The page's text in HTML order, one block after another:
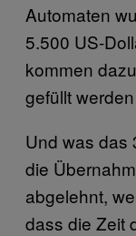
Automaten
5.500 US-
kommen
gefüllt
Und was das
die
abgelehnt,
dass die Zeit